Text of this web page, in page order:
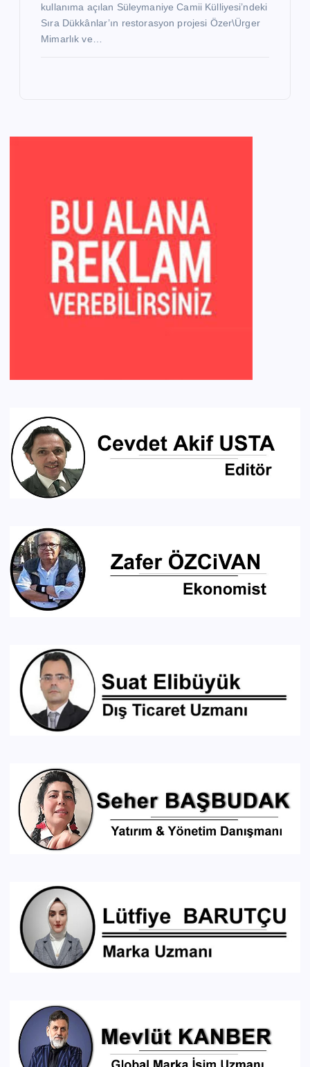
kullanıma açılan Süleymaniye Camii Külliyesi’ndeki
Sıra Dükkânlar’ın restorasyon projesi Özer\Ürger
Mimarlık ve…